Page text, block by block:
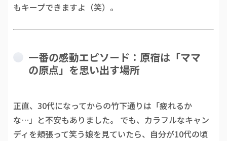
もキープできますよ（笑）。
一番の感動エピソード：原宿は「ママ
の原点」を思い出す場所
正直、30代になってからの竹下通りは「疲れるか
な…」と不安もありました。 でも、カラフルなキャン
ディを頬張って笑う娘を見ていたら、自分が10代の頃